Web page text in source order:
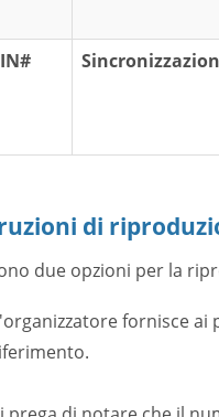
di
due opzioni per la
fornisce